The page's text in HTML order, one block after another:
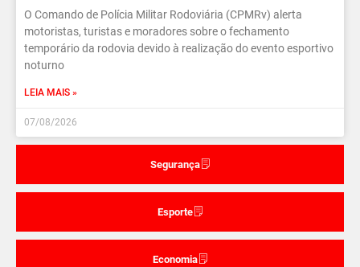
Segurança
Esporte
Economia
O Comando de Polícia Militar Rodoviária (CPMRv) alerta
motoristas, turistas e moradores sobre o fechamento
temporário da rodovia devido à realização do evento esportivo
noturno
LEIA MAIS »
07/08/2026